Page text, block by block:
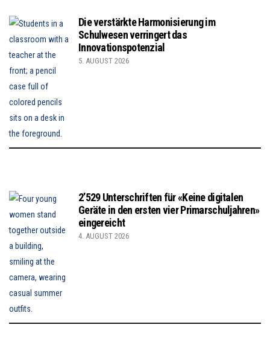
Die verstärkte Harmonisierung im
Schulwesen verringert das
Innovationspotenzial
5. AUGUST 2026
2’529 Unterschriften für «Keine digitalen
Geräte in den ersten vier Primarschuljahren»
eingereicht
4. AUGUST 2026